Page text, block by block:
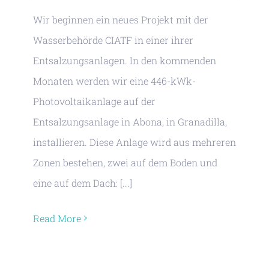
Wir beginnen ein neues Projekt mit der
Wasserbehörde CIATF in einer ihrer
Entsalzungsanlagen. In den kommenden
Monaten werden wir eine 446-kWk-
Photovoltaikanlage auf der
Entsalzungsanlage in Abona, in Granadilla,
installieren. Diese Anlage wird aus mehreren
Zonen bestehen, zwei auf dem Boden und
eine auf dem Dach: [...]
Read More